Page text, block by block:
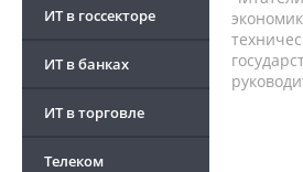
ИТ в госсекторе
ИТ в банках
ИТ в торговле
Телеком